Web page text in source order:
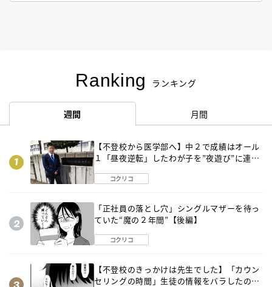
Ranking ランキング
週間 月間
【不登校から医学部へ】中２で成績はオール
１「昼夜逆転」したわが子を”夜遊び”に連れ
コクリコ
「正社員の落とし穴」シングルマザーを待っ
ていた“魔の２年間”【後編】
コクリコ
【不登校のきっかけは先生でした】「カウン
セリングの時間」生徒の情報をバラしたの